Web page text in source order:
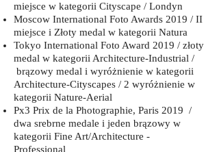
miejsce w kategorii Cityscape / Londyn
Moscow International Foto Awards 2019 / II
miejsce i Złoty medal w kategorii Natura
Tokyo International Foto Award 2019 / złoty
medal w kategorii Architecture-Industrial /
brązowy medal i wyróżnienie w kategorii
Architecture-Cityscapes / 2 wyróżnienie w
kategorii Nature-Aerial
Px3 Prix de la Photographie, Paris 2019 /
dwa srebrne medale i jeden brązowy w
kategorii Fine Art/Architecture -
Professional